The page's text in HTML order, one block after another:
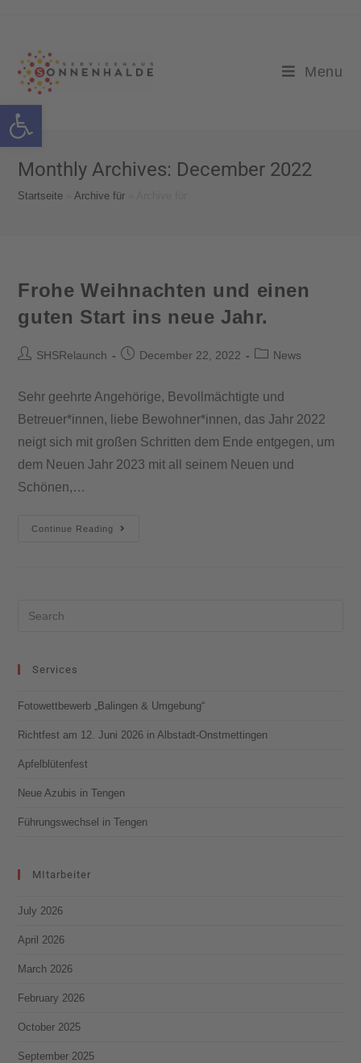
Open toolbar
Menu
Monthly Archives: December 2022
Startseite »Archive für
Frohe Weihnachten und einen
guten Start ins neue Jahr.
SHSRelaunch December 22, 2022 News
Sehr geehrte Angehörige, Bevollmächtigte und
Betreuer*innen, liebe Bewohner*innen, das Jahr 2022
neigt sich mit großen Schritten dem Ende entgegen, um
dem Neuen Jahr 2023 mit all seinem Neuen und
Schönen,…
Continue Reading
Services
Fotowettbewerb „Balingen & Umgebung“
Richtfest am 12. Juni 2026 in Albstadt-Onstmettingen
Apfelblütenfest
Neue Azubis in Tengen
Führungswechsel in Tengen
MItarbeiter
July 2026
April 2026
March 2026
February 2026
October 2025
September 2025